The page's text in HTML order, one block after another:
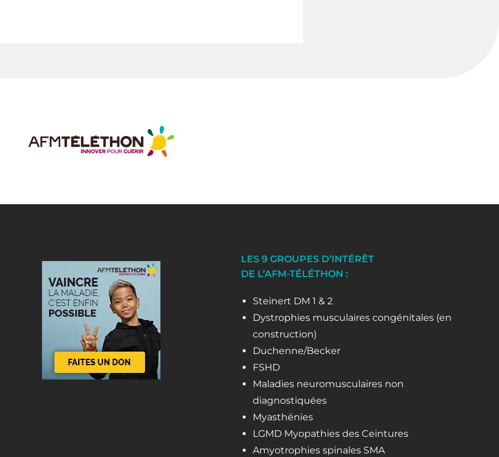
LES 9 GROUPES D’INTÉRÊT
DE L’AFM-TÉLÉTHON :
Steinert DM 1 & 2
Dystrophies musculaires congénitales (en
construction)
Duchenne/Becker
FSHD
Maladies neuromusculaires non
diagnostiquées
Myasthénies
LGMD Myopathies des Ceintures
Amyotrophies spinales SMA